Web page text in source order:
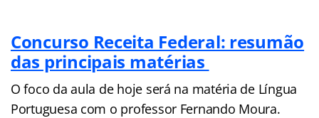
Concurso Receita Federal: resumão
das principais matérias
O foco da aula de hoje será na matéria de Língua
Portuguesa com o professor Fernando Moura.